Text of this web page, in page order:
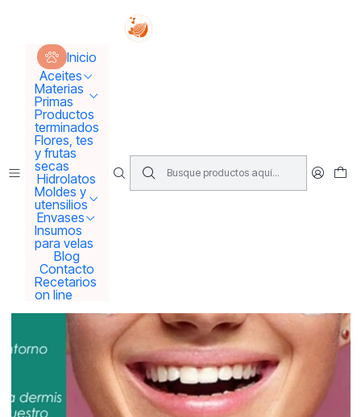
Inicio
Aceites
Materias
Primas
Productos
terminados
Flores, tes
y frutas
secas
Hidrolatos
Moldes y
utensilios
Envases
Insumos
para velas
Blog
Contacto
Recetarios
on line
Tus sueños se concretan aquí !!!
Inicio